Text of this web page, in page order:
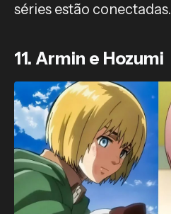
séries estão conectadas.
11. Armin e Hozumi